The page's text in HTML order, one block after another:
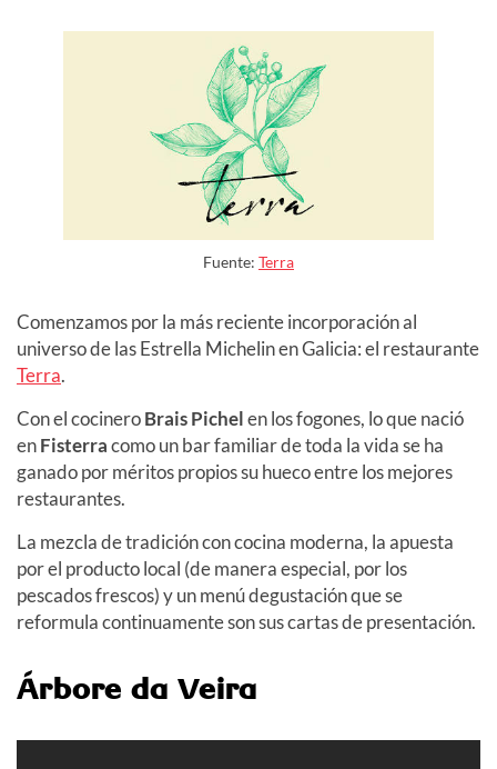
Fuente: Terra
Comenzamos por la más reciente incorporación al
universo de las Estrella Michelin en Galicia: el restaurante
Terra.
Con el cocineroBrais Pichelen los fogones, lo que nació
enFisterracomo un bar familiar de toda la vida se ha
ganado por méritos propios su hueco entre los mejores
restaurantes.
La mezcla de tradición con cocina moderna, la apuesta
por el producto local (de manera especial, por los
pescados frescos) y un menú degustación que se
reformula continuamente son sus cartas de presentación.
Árbore da Veira